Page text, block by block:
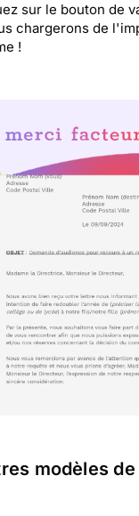
sur le bouton de
chargerons de
!
modèles